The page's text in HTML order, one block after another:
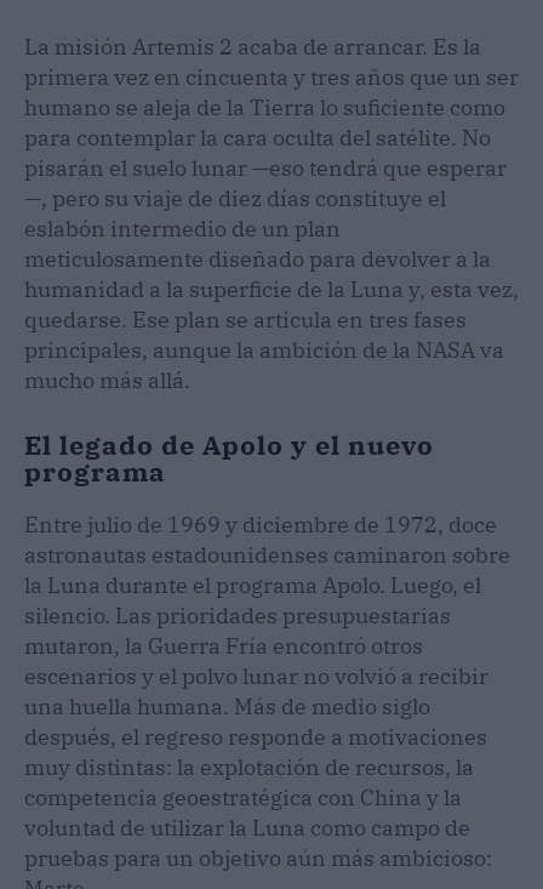
La misión Artemis 2 acaba de arrancar. Es la
primera vez en cincuenta y tres años que un ser
humano se aleja de la Tierra lo suficiente como
para contemplar la cara oculta del satélite. No
pisarán el suelo lunar —eso tendrá que esperar
—, pero su viaje de diez días constituye el
eslabón intermedio de un plan
meticulosamente diseñado para devolver a la
humanidad a la superficie de la Luna y, esta vez,
quedarse. Ese plan se articula en tres fases
principales, aunque la ambición de la NASA va
mucho más allá.
El legado de Apolo y el nuevo
programa
Entre julio de 1969 y diciembre de 1972, doce
astronautas estadounidenses caminaron sobre
la Luna durante el programa Apolo. Luego, el
silencio. Las prioridades presupuestarias
mutaron, la Guerra Fría encontró otros
escenarios y el polvo lunar no volvió a recibir
una huella humana. Más de medio siglo
después, el regreso responde a motivaciones
muy distintas: la explotación de recursos, la
competencia geoestratégica con China y la
voluntad de utilizar la Luna como campo de
pruebas para un objetivo aún más ambicioso: